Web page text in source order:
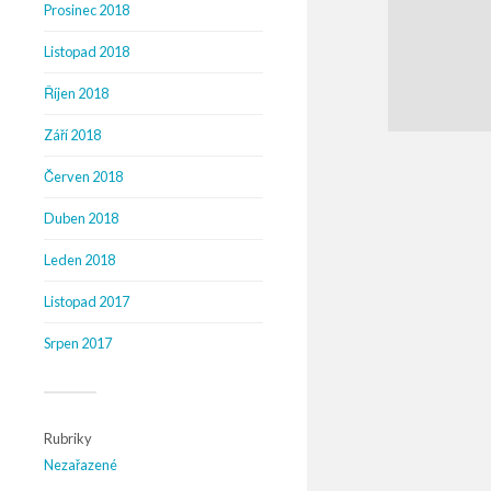
Prosinec 2018
Listopad 2018
Říjen 2018
Září 2018
Červen 2018
Duben 2018
Leden 2018
Listopad 2017
Srpen 2017
Rubriky
Nezařazené